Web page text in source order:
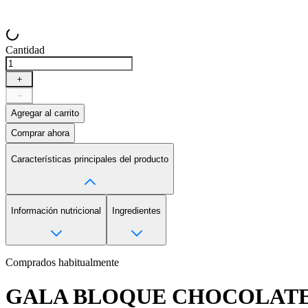
Cantidad
＋
－
Agregar al carrito
Comprar ahora
Características principales del producto
Información nutricional Ingredientes
Comprados habitualmente
GALA BLOQUE